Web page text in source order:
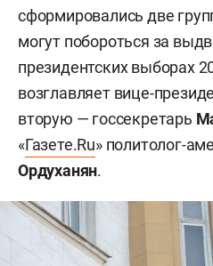
сформировались две
могут побороться за
президентских выборах
возглавляет вице-
вторую — госсекретарь
«Газете.Ru» политолог-
Ордуханян.